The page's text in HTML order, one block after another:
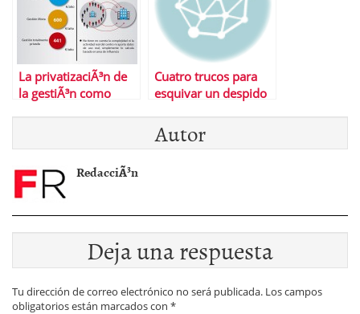
La privatizaciÃ³n de
la gestiÃ³n como
Cuatro trucos para
esquivar un despido
Autor
RedacciÃ³n
Deja una respuesta
Tu dirección de correo electrónico no será publicada. Los campos
obligatorios están marcados con *